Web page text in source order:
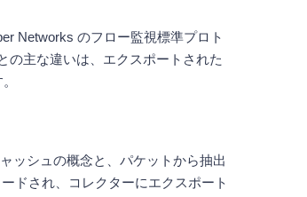
Networks のフロー監視標準プロト
の主な違いは、エクスポートされた
ッシュの概念と、パケットから抽出
ドされ、コレクターにエクスポート